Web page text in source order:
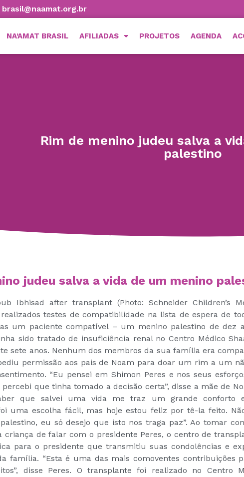
brasil@naamat.org.br
NA’AMAT BRASIL AFILIADAS PROJETOS AGENDA
Rim de menino judeu salva a
palestino
judeu salva a vida de um menino
Ibhisad after transplant (Photo: Schneider Children’s
testes de compatibilidade na lista de espera de
um paciente compatível – um menino palestino de dez
sido tratado de insuficiência renal no Centro Médico
sete anos. Nenhum dos membros da sua família era
permissão aos pais de Noam para doar um rim a um
“Eu pensei em Shimon Peres e nos seus
percebi que tinha tomado a decisão certa”, disse a mãe de
que salvei uma vida me traz um grande conforto
uma escolha fácil, mas hoje estou feliz por tê-la feito.
eu só desejo que isto nos traga paz”. Ao tomar
criança de falar com o presidente Peres, o centro de
para o presidente que transmitiu suas condolências e
família. “Esta é uma das mais comoventes contribuições
disse Peres. O transplante foi realizado no Centro